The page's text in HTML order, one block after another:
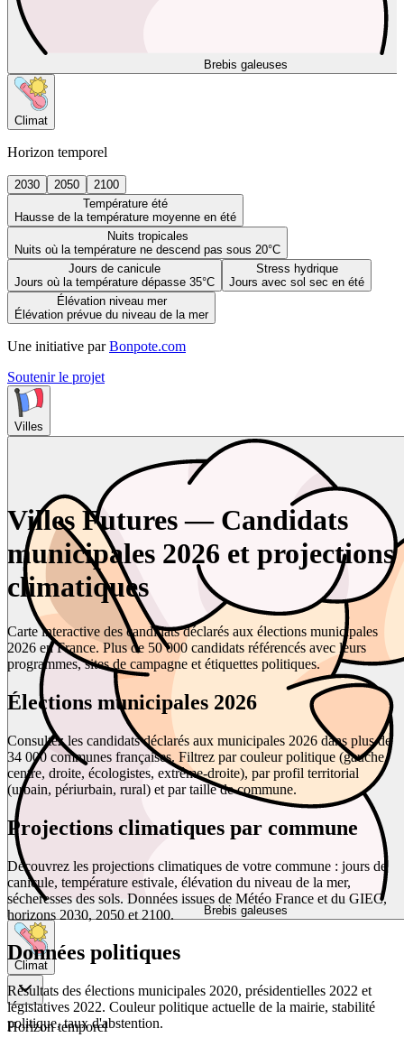
Brebis galeuses
Climat
Horizon temporel
2030 2050
2100
Température été
Hausse de la température moyenne en été
Nuits tropicales
Nuits où la température ne descend pas sous 20°C
Jours de canicule
Jours où la température dépasse 35°C
Stress hydrique
Jours avec sol sec en été
Élévation niveau mer
Élévation prévue du niveau de la mer
Une initiative par Bonpote.com
Soutenir le projet
Villes
Brebis galeuses
Climat
Horizon temporel
Villes Futures — Candidats
municipales 2026 et projections
climatiques
Carte interactive des candidats déclarés aux élections municipales
2026 en France. Plus de 50 000 candidats référencés avec leurs
programmes, sites de campagne et étiquettes politiques.
Élections municipales 2026
Consultez les candidats déclarés aux municipales 2026 dans plus de
34 000 communes françaises. Filtrez par couleur politique (gauche,
centre, droite, écologistes, extrême-droite), par profil territorial
(urbain, périurbain, rural) et par taille de commune.
Projections climatiques par commune
Découvrez les projections climatiques de votre commune : jours de
canicule, température estivale, élévation du niveau de la mer,
sécheresses des sols. Données issues de Météo France et du GIEC,
horizons 2030, 2050 et 2100.
Données politiques
Résultats des élections municipales 2020, présidentielles 2022 et
législatives 2022. Couleur politique actuelle de la mairie, stabilité
politique, taux d'abstention.